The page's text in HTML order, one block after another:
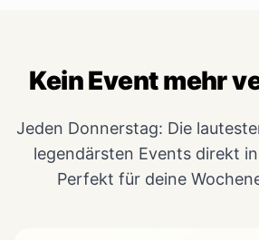
Kein Event mehr
Jeden Donnerstag: Die
legendärsten Events direkt
Perfekt für deine